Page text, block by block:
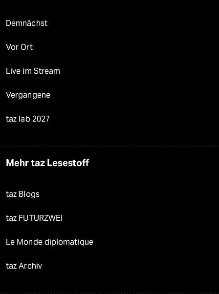
Demnächst
Vor Ort
Live im Stream
Vergangene
taz lab 2027
Mehr taz Lesestoff
taz Blogs
taz FUTURZWEI
Le Monde diplomatique
taz Archiv